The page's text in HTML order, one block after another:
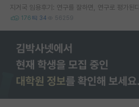
지거국 임용후기: 연구를 잘하면, 연구로 평가된다.
176 34 56259